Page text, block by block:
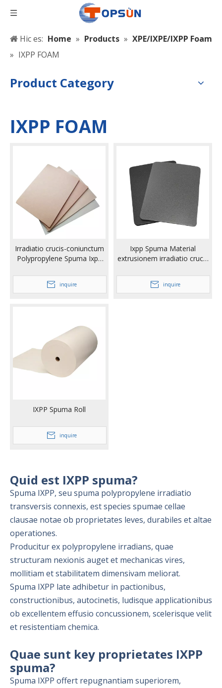
Hic es: Home » Products » XPE/IXPE/IXPP Foam
» IXPP FOAM
Product Category
IXPP FOAM
Irradiatio crucis-coniunctum
Polypropylene Spuma Ixpp
inquire
Ixpp Spuma Material
extrusionem irradiatio crucis
Spuma
inquire
IXPP Spuma Roll
inquire
Quid est IXPP spuma?
Spuma IXPP, seu spuma polypropylene irradiatio
transversis connexis, est species spumae cellae
clausae notae ob proprietates leves, durabiles et altae
operationes.
Producitur ex polypropylene irradians, quae
structuram nexionis auget et mechanicas vires,
mollitiam et stabilitatem dimensivam meliorat.
Spuma IXPP late adhibetur in pactionibus,
constructionibus, autocinetis, ludisque applicationibus
ob excellentem effusio concussionem, scelerisque velit
et resistentiam chemica.
Quae sunt key proprietates IXPP
spuma?
Spuma IXPP offert repugnantiam superiorem,